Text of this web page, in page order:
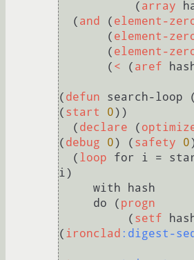
           (
array
  (
and ( element-
       (
element-
       (
element-
       (
< ( aref
( defun search-loop (
( start 0))
  (
declare (
( debug 0) ( safety 0
  (
loop for i =
i)
     do (
progn
          (
setf
( ironclad :digest-